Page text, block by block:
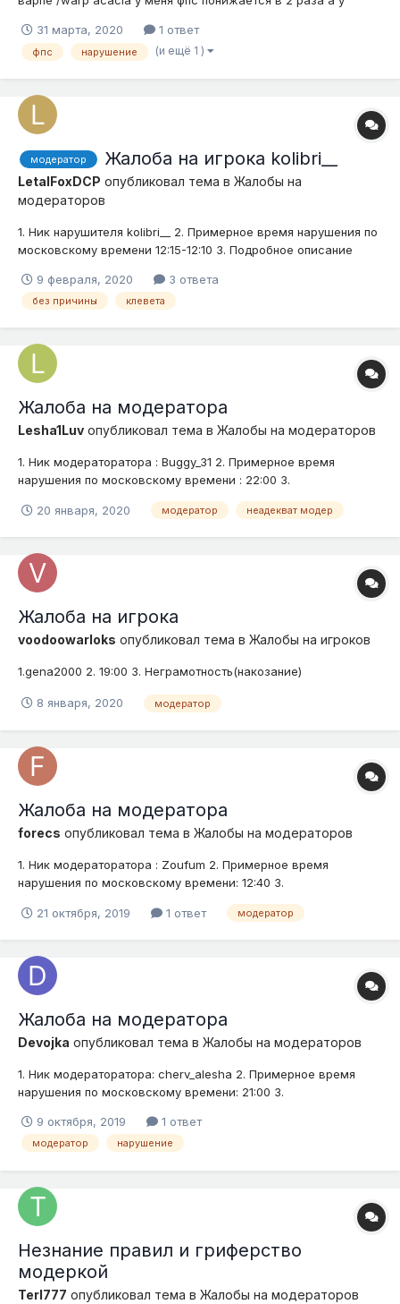
первом скрине видно фпс дома а на втором фпс на варпе
31 марта, 2020 1 ответ
фпс нарушение (и ещё 1 )
модератор Жалоба на игрока kolibri__
LetalFoxDCP опубликовал тема в Жалобы на
модераторов
1. Ник нарушителя kolibri__ 2. Примерное время нарушения по
московскому времени 12:15-12:10 3. Подробное описание
причины,чтобы вернуть человеку,которого я якобы обманул.
4. Доказательства (скриншоты, видео)
9 февраля, 2020 3 ответа
без причины клевета
Жалоба на модератора
Lesha1Luv опубликовал тема в Жалобы на модераторов
1. Ник модераторатора : Buggy_31 2. Примерное время
нарушения по московскому времени : 22:00 3.
нарушения (опишите ситуацию) : Ко мне на регион тпшнулся
игрока _Krolik...
20 января, 2020 модератор неадекват модер
Жалоба на игрока
voodoowarloks опубликовал тема в Жалобы на игроков
1.gena2000 2. 19:00 3. Неграмотность(накозание)
8 января, 2020 модератор
Жалоба на модератора
forecs опубликовал тема в Жалобы на модераторов
1. Ник модераторатора : Zoufum 2. Примерное время
нарушения по московскому времени: 12:40 3.
нарушения (опишите ситуацию): Мы общались на английском
1.1 и даёт предупрежден...
21 октября, 2019 1 ответ модератор
Жалоба на модератора
Devojka опубликовал тема в Жалобы на модераторов
1. Ник модераторатора: cherv_alesha 2. Примерное время
нарушения по московскому времени: 21:00 3.
описание нарушения (опишите ситуацию): Вообщем, играю я
себе такой, строю дом, а тут мут прилетает на 2 часа, 1.3 и
9 октября, 2019 1 ответ
модератор нарушение
Незнание правил и гриферство
модеркой
Terl777 опубликовал тема в Жалобы на модераторов